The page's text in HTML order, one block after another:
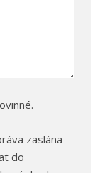
zaslána
do